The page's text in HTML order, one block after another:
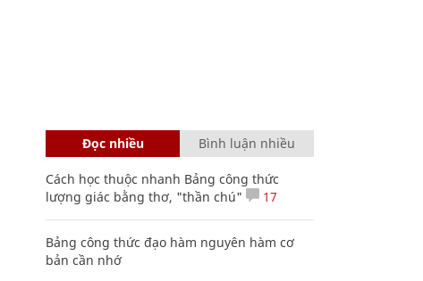
Đọc nhiều Bình luận nhiều
Cách học thuộc nhanh Bảng công thức
lượng giác bằng thơ, "thần chú"
17
Bảng công thức đạo hàm nguyên hàm cơ
bản cần nhớ